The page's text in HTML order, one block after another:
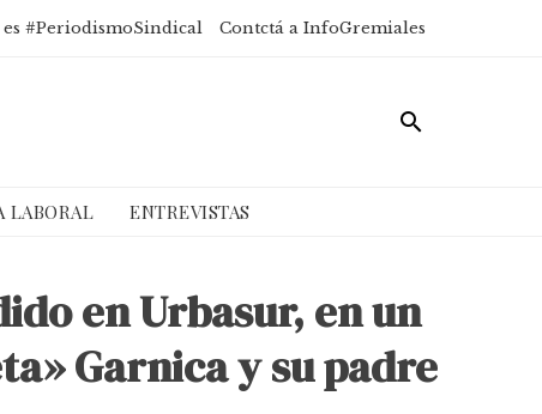
#PeriodismoSindical Contctá a InfoGremiales
LABORAL ENTREVISTAS
en Urbasur, en un
Garnica y su padre